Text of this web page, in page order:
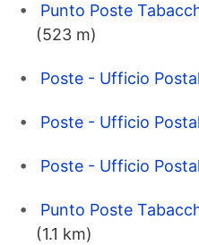
Punto Poste
(523 m)
Poste - Ufficio
Poste - Ufficio
Poste - Ufficio
Punto Poste
(1.1 km)